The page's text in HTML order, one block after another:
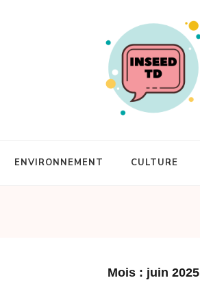
ENVIRONNEMENT CULTURE
Mois : juin 2025